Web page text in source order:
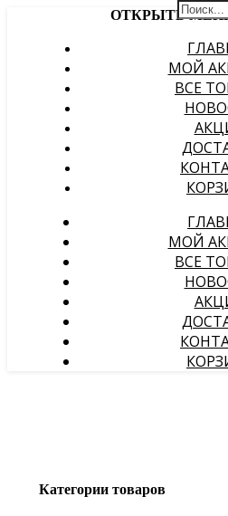
ОТКРЫТЬ
МОЙ
ВСЕ
МОЙ
ВСЕ
Категории товаров